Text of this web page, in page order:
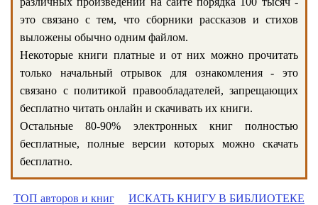
это связано с тем, что сборники рассказов и стихов
выложены обычно одним файлом.
Некоторые книги платные и от них можно прочитать
только начальный отрывок для ознакомления - это
связано с политикой правообладателей, запрещающих
бесплатно читать онлайн и скачивать их книги.
Остальные 80-90% электронных книг полностью
бесплатные, полные версии которых можно скачать
бесплатно.
ТОП авторов и книг ИСКАТЬ КНИГУ В БИБЛИОТЕКЕ